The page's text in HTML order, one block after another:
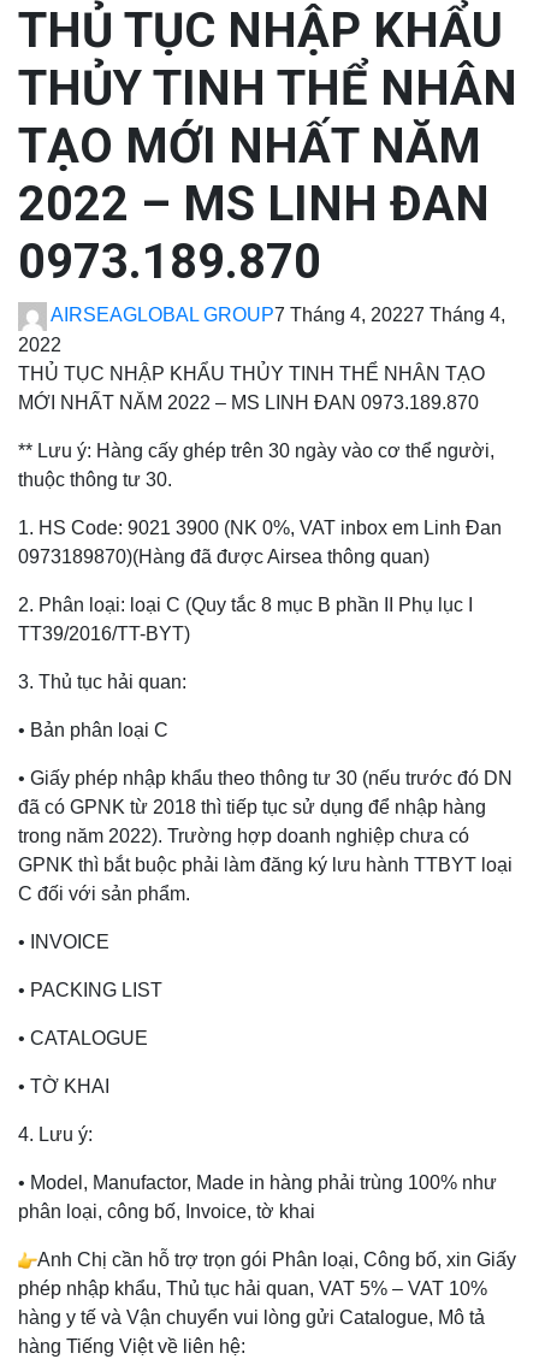
THỦ TỤC NHẬP KHẨU
THỦY TINH THỂ NHÂN
TẠO MỚI NHẤT NĂM
2022 – MS LINH ĐAN
0973.189.870
AIRSEAGLOBAL GROUP7 Tháng 4, 20227 Tháng 4,
2022
THỦ TỤC NHẬP KHẨU THỦY TINH THỂ NHÂN TẠO
MỚI NHẤT NĂM 2022 – MS LINH ĐAN 0973.189.870
** Lưu ý: Hàng cấy ghép trên 30 ngày vào cơ thể người,
thuộc thông tư 30.
1. HS Code: 9021 3900 (NK 0%, VAT inbox em Linh Đan
0973189870)(Hàng đã được Airsea thông quan)
2. Phân loại: loại C (Quy tắc 8 mục B phần II Phụ lục I
TT39/2016/TT-BYT)
3. Thủ tục hải quan:
• Bản phân loại C
• Giấy phép nhập khẩu theo thông tư 30 (nếu trước đó DN
đã có GPNK từ 2018 thì tiếp tục sử dụng để nhập hàng
trong năm 2022). Trường hợp doanh nghiệp chưa có
GPNK thì bắt buộc phải làm đăng ký lưu hành TTBYT loại
C đối với sản phẩm.
• INVOICE
• PACKING LIST
• CATALOGUE
• TỜ KHAI
4. Lưu ý:
• Model, Manufactor, Made in hàng phải trùng 100% như
phân loại, công bố, Invoice, tờ khai
Anh Chị cần hỗ trợ trọn gói Phân loại, Công bố, xin Giấy
phép nhập khẩu, Thủ tục hải quan, VAT 5% – VAT 10%
hàng y tế và Vận chuyển vui lòng gửi Catalogue, Mô tả
hàng Tiếng Việt về liên hệ: